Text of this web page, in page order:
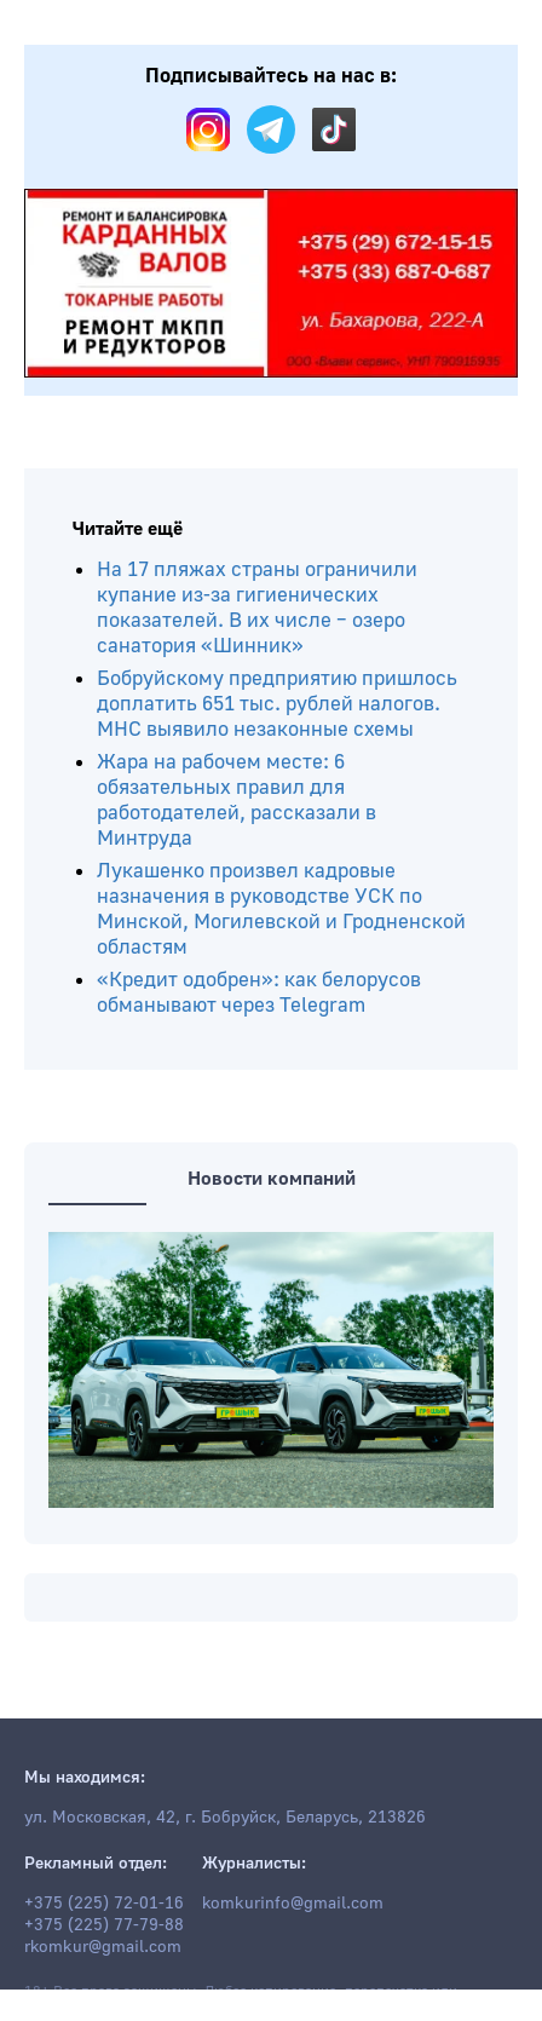
Подписывайтесь на нас в:
Читайте ещё
На 17 пляжах страны ограничили
купание из-за гигиенических
показателей. В их числе – озеро
санатория «Шинник»
Бобруйскому предприятию пришлось
доплатить 651 тыс. рублей налогов.
МНС выявило незаконные схемы
Жара на рабочем месте: 6
обязательных правил для
работодателей, рассказали в
Минтруда
Лукашенко произвел кадровые
назначения в руководстве УСК по
Минской, Могилевской и Гродненской
областям
«Кредит одобрен»: как белорусов
обманывают через Telegram
Новости компаний
Мы находимся:
ул. Московская, 42, г. Бобруйск, Беларусь, 213826
Рекламный отдел:
+375 (225) 72-01-16
+375 (225) 77-79-88
rkomkur@gmail.com
Журналисты:
komkurinfo@gmail.com
18+ Все права защищены. Любое копирование, перепечатка или